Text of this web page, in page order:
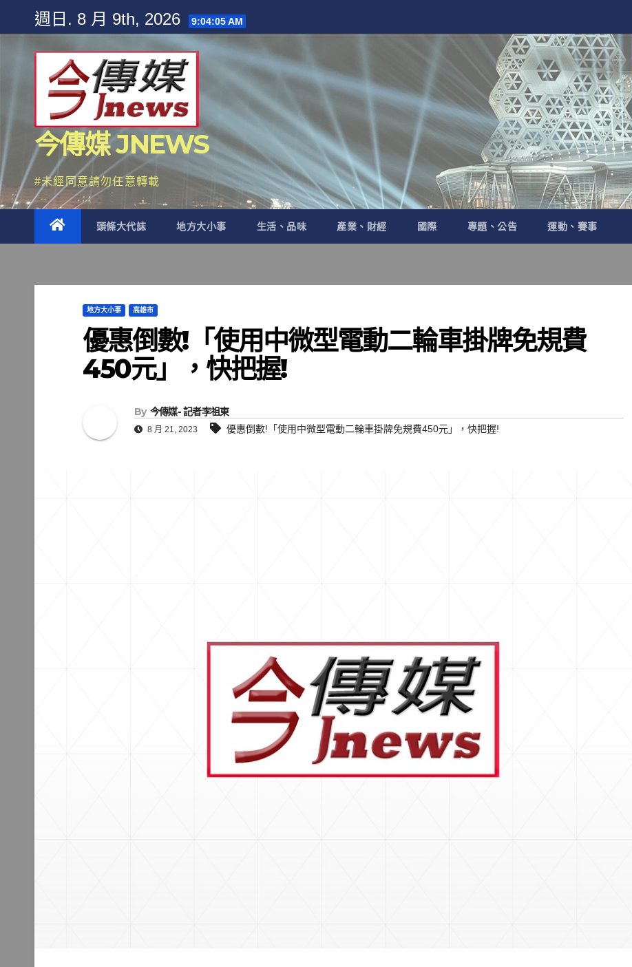
content
週日. 8 月 9th, 2026 9:04:06 AM
今傳媒 JNEWS
#未經同意請勿任意轉載
頭條大代誌 地方大小事 生活、品味 產業、財經 國際 專題、公告 運動、賽事
地方大小事 高雄市
優惠倒數!「使用中微型電動二輪車掛牌免規費
450元」，快把握!
By 今傳媒- 記者李祖東
8 月 21, 2023 優惠倒數!「使用中微型電動二輪車掛牌免規費450元」，快把握!